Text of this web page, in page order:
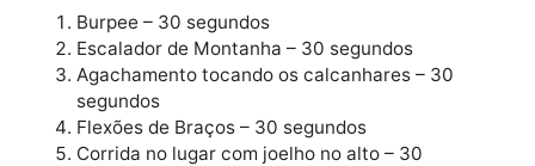
Veja, na sequência, a série de treino só com o peso
corpo para emagrecer em casa.
Burpee – 30 segundos